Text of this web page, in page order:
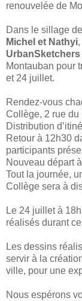
renouvelée de
Dans le sillage de
Michel et Nathyi
UrbanSketchers
Montauban pour
et 24 juillet.
Rendez-vous
Collège, 2 rue du
Distribution
Retour à 12h30
participants
Nouveau départ
Tout la journée,
Collège sera à
Le 24 juillet à
réalisés durant
Les dessins
servir à la
ville, pour une
Nous espérons